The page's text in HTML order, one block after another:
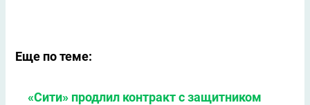
Еще по теме:
«Сити» продлил контракт с защитником